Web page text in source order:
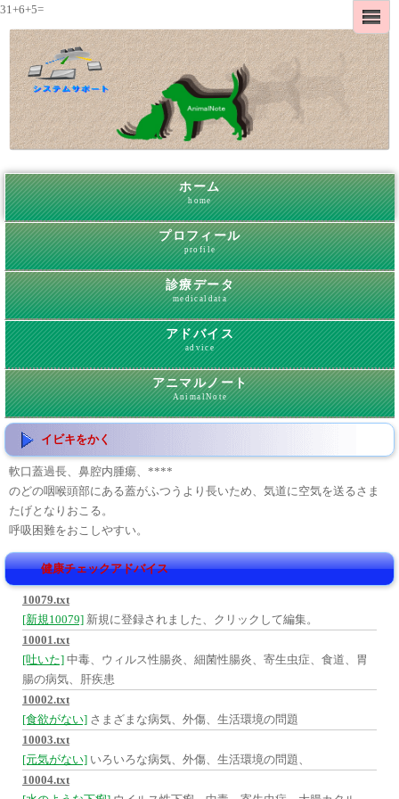
31+6+5=
ホーム
home
プロフィール
profile
診療データ
medicaldata
アドバイス
advice
アニマルノート
AnimalNote
イビキをかく
軟口蓋過長、鼻腔内腫瘍、****
のどの咽喉頭部にある蓋がふつうより長いため、気道に空気を送るさま
たげとなりおこる。
呼吸困難をおこしやすい。
健康チェックアドバイス
10079.txt
[新規10079] 新規に登録されました、クリックして編集。
10001.txt
[吐いた] 中毒、ウィルス性腸炎、細菌性腸炎、寄生虫症、食道、胃
腸の病気、肝疾患
10002.txt
[食欲がない] さまざまな病気、外傷、生活環境の問題
10003.txt
[元気がない] いろいろな病気、外傷、生活環境の問題、
10004.txt